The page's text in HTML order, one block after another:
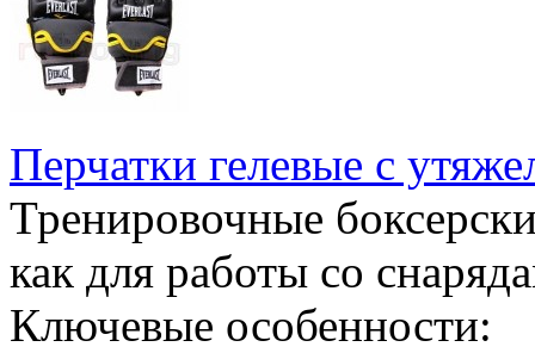
Перчатки гелевые с
Тренировочные
как для работы со
Ключевые особенности: